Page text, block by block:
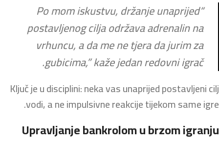
“Po mom iskustvu, držanje unaprijed
postavljenog cilja održava adrenalin na
vrhuncu, a da me ne tjera da jurim za
gubicima,” kaže jedan redovni igrač.
Ključ je u disciplini: neka vas unaprijed postavljeni cilj
vodi, a ne impulsivne reakcije tijekom same igre.
Upravljanje bankrolom u brzom igranju